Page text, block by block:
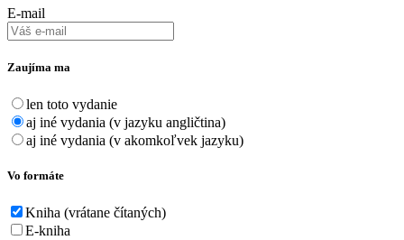
E-mail
Zaujíma ma
len toto vydanie
aj iné vydania (v jazyku angličtina)
aj iné vydania (v akomkoľvek jazyku)
Vo formáte
Kniha (vrátane čítaných)
E-kniha